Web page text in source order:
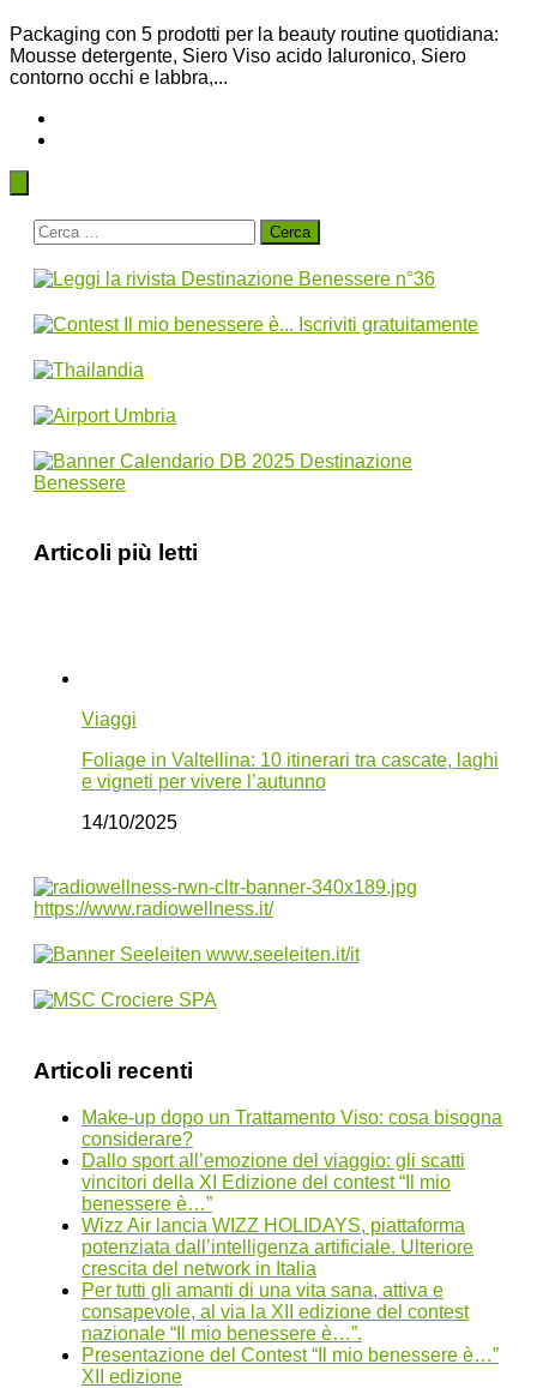
Packaging con 5 prodotti per la beauty routine quotidiana:
Mousse detergente, Siero Viso acido Ialuronico, Siero
contorno occhi e labbra,...
Ricerca
per:
Articoli più letti
Viaggi
Foliage in Valtellina: 10 itinerari tra cascate, laghi
e vigneti per vivere l’autunno
14/10/2025
Articoli recenti
Make-up dopo un Trattamento Viso: cosa bisogna
considerare?
Dallo sport all’emozione del viaggio: gli scatti
vincitori della XI Edizione del contest “Il mio
benessere è…”
Wizz Air lancia WIZZ HOLIDAYS, piattaforma
potenziata dall’intelligenza artificiale. Ulteriore
crescita del network in Italia
Per tutti gli amanti di una vita sana, attiva e
consapevole, al via la XII edizione del contest
nazionale “Il mio benessere è…”.
Presentazione del Contest “Il mio benessere è…”
XII edizione